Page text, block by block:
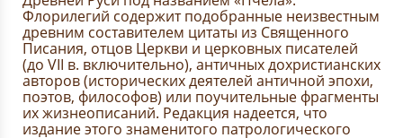
Флорилегий содержит подобранные неизвестным
древним составителем цитаты из Священного
Писания, отцов Церкви и церковных писателей
(до VII в. включительно), античных дохристианских
авторов (исторических деятелей античной эпохи,
поэтов, философов) или поучительные фрагменты
их жизнеописаний. Редакция надеется, что
издание этого знаменитого патрологического